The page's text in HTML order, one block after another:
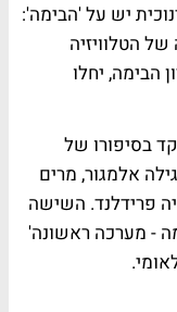
יש על 'הבימה':
הטלוויזיה
הבימה, יחלו
בסיפורו של
אלמגור, מרים
פרידלנד. השישה
- מערכה ראשונה'